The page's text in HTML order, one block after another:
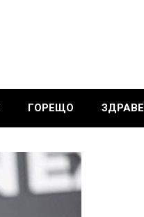
ГОРЕЩО ЗДРАВЕ